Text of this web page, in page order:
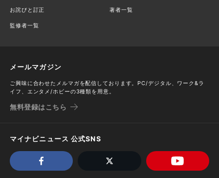
お詫びと訂正 著者一覧
監修者一覧
メールマガジン
ご興味に合わせたメルマガを配信しております。PC/デジタル、ワーク&ラ
イフ、エンタメ/ホビーの3種類を用意。
無料登録はこちら
マイナビニュース 公式SNS